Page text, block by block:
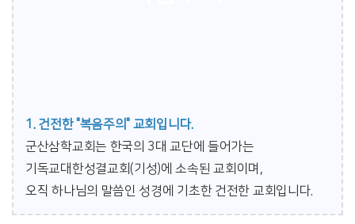
1. 건전한 "복음주의" 교회입니다.
군산삼학교회는 한국의 3대 교단에 들어가는
기독교대한성결교회(기성)에 소속된 교회이며,
오직 하나님의 말씀인 성경에 기초한 건전한 교회입니다.